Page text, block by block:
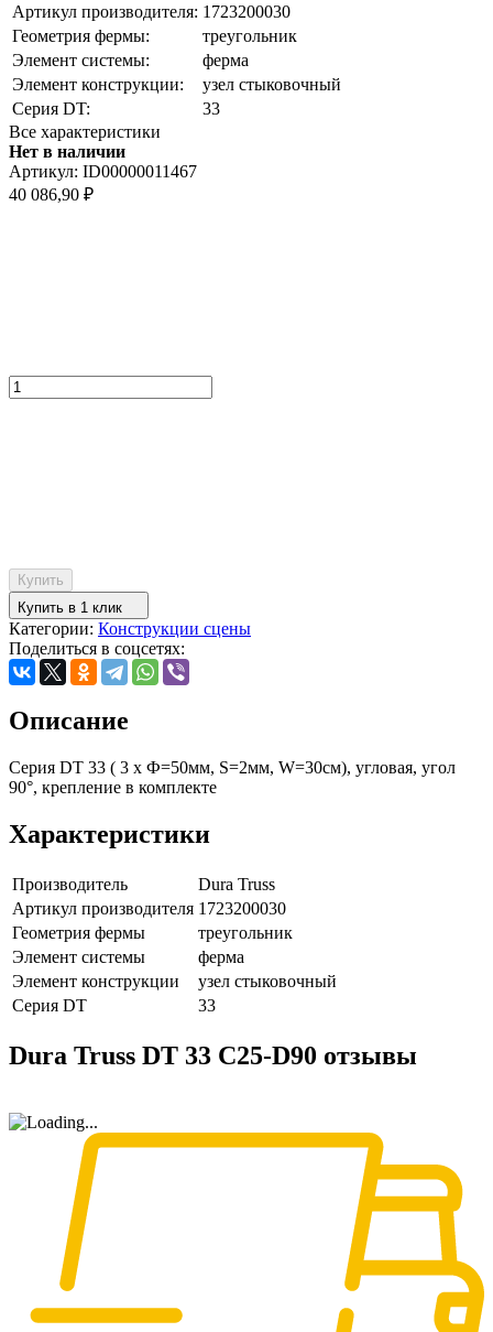
Артикул производителя: 1723200030
Геометрия фермы:
треугольник
Элемент системы:
ферма
Элемент конструкции:
узел стыковочный
Серия DT:
33
Все характеристики
Нет в наличии
Артикул: ID00000011467
40 086,90 ₽
Купить
Купить в 1 клик
Категории: Конструкции сцены
Поделиться в соцсетях:
Описание
Серия DT 33 ( 3 x Ф=50мм, S=2мм, W=30см), угловая, угол
90°, крепление в комплекте
Характеристики
Производитель
Dura Truss
Артикул производителя 1723200030
Геометрия фермы
треугольник
Элемент системы
ферма
Элемент конструкции
узел стыковочный
Серия DT
33
Dura Truss DT 33 C25-D90 отзывы